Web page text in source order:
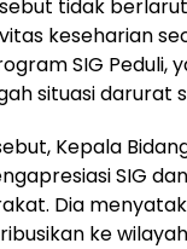
tidak
keseharian
SIG Peduli,
situasi darurat
Kepala
SIG
Dia
ke